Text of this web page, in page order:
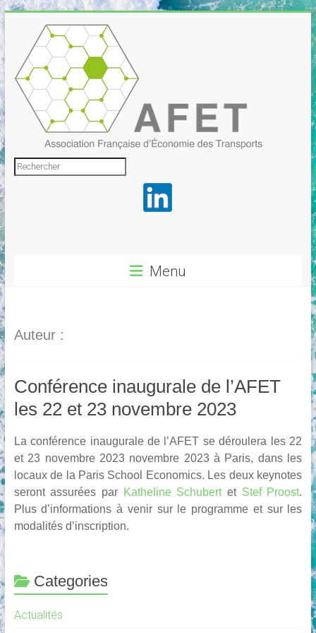
Skip
to
content
Association
Transports
Menu
Auteur :
Conférence inaugurale de l’AFET
les 22 et 23 novembre 2023
La conférence inaugurale de l’AFET se déroulera les 22
et 23 novembre 2023 novembre 2023 à Paris, dans les
locaux de la Paris School Economics. Les deux keynotes
seront assurées par Katheline Schubertet Stef Proost.
Plus d’informations à venir sur le programme et sur les
modalités d’inscription.
Categories
Actualités